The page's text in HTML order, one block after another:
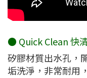
● Quick Clean 快
矽膠材質出水孔，
垢洗淨，非常耐用